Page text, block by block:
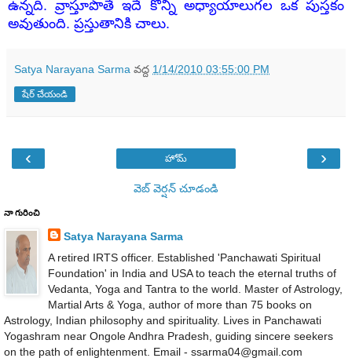
ఉన్నది. వ్రాస్తూపొతే ఇదే కొన్ని అధ్యాయాలుగల ఒక పుస్తకం
అవుతుంది. ప్రస్తుతానికి చాలు.
Satya Narayana Sarma వద్ద 1/14/2010 03:55:00 PM
షేర్ చేయండి
‹ ›
హోమ్
వెబ్ వెర్షన్‌ చూడండి
నా గురించి
Satya Narayana Sarma
A retired IRTS officer. Established 'Panchawati Spiritual
Foundation' in India and USA to teach the eternal truths of
Vedanta, Yoga and Tantra to the world. Master of Astrology,
Martial Arts & Yoga, author of more than 75 books on
Astrology, Indian philosophy and spirituality. Lives in Panchawati
Yogashram near Ongole Andhra Pradesh, guiding sincere seekers
on the path of enlightenment. Email - ssarma04@gmail.com